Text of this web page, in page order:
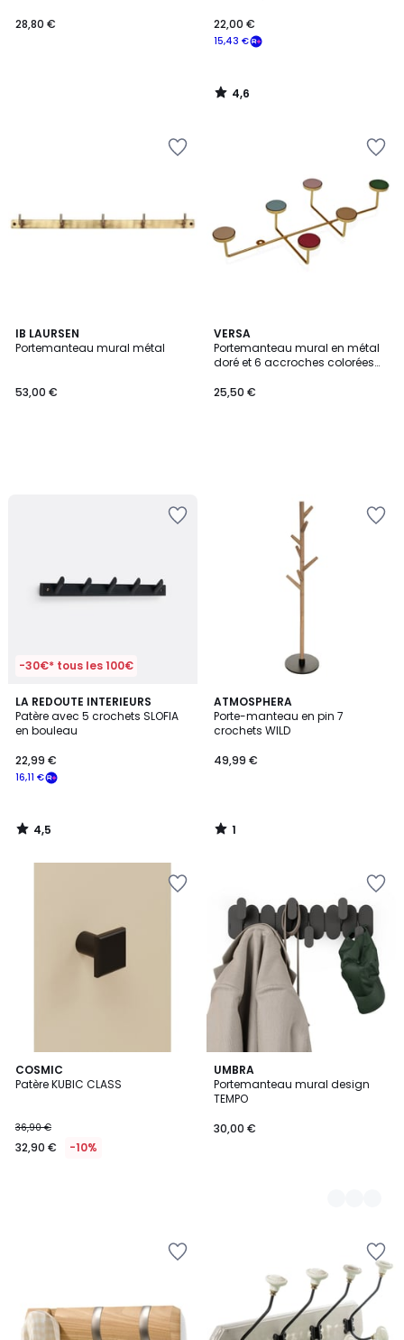
28,80 €
15,43 €
22,00 €
4,6
/
IB LAURSEN
Portemanteau mural métal
53,00 €
VERSA
Portemanteau mural en métal
doré et 6 accroches colorées
25,50 €
-30€* tous les 100€
LA REDOUTE INTERIEURS
Patère avec 5 crochets SLOFIA
en bouleau
16,11 €
22,99 €
4,5
/ 5
4,5
/
ATMOSPHERA
Porte-manteau en pin 7
crochets WILD
49,99 €
1
/
5
1
/
COSMIC
Patère KUBIC CLASS
36,90 €
32,90 € -10%
UMBRA
Portemanteau mural design
TEMPO
30,00 €
2
Couleurs